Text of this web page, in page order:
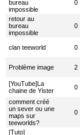
bureau
impossible
0
retour au
bureau
impossible
0
clan teeworld 0
Problème image 2
[YouTube]La
chaine de Yister
0
comment créé
un sever ou une
maps sur
teeworlds?
0
[Tuto]